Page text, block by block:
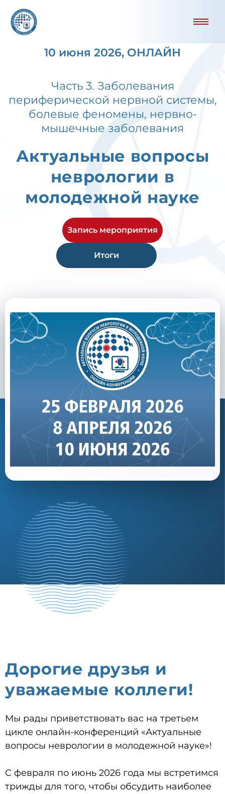
10 июня 2026, ОНЛАЙН
Часть 3. Заболевания
периферической нервной системы,
болевые феномены, нервно-
мышечные заболевания
Актуальные вопросы
неврологии в
молодежной науке
Запись мероприятия
Итоги
Дорогие друзья и
уважаемые коллеги!
Мы рады приветствовать вас на третьем
цикле онлайн-конференций «Актуальные
вопросы неврологии в молодежной науке»!
С февраля по июнь 2026 года мы встретимся
трижды для того, чтобы обсудить наиболее